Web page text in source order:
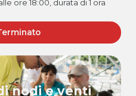
ore 18:00, durata di 1 ora
nodi e venti